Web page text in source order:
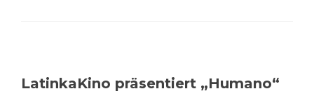
LatinkaKino präsentiert „Humano“